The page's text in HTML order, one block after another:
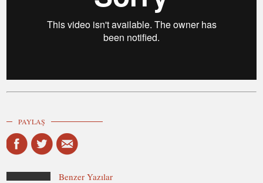
PAYLAŞ
Benzer Yazılar